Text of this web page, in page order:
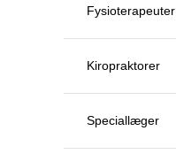
Fysioterapeuter
Kiropraktorer
Speciallæger